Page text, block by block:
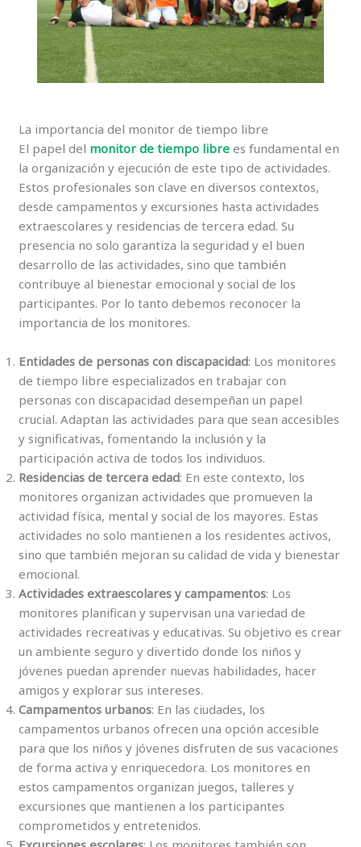
La importancia del monitor de tiempo libre
El papel del monitor de tiempo libre es fundamental en
la organización y ejecución de este tipo de actividades.
Estos profesionales son clave en diversos contextos,
desde campamentos y excursiones hasta actividades
extraescolares y residencias de tercera edad. Su
presencia no solo garantiza la seguridad y el buen
desarrollo de las actividades, sino que también
contribuye al bienestar emocional y social de los
participantes. Por lo tanto debemos reconocer la
importancia de los monitores.
Entidades de personas con discapacidad: Los monitores
de tiempo libre especializados en trabajar con
personas con discapacidad desempeñan un papel
crucial. Adaptan las actividades para que sean accesibles
y significativas, fomentando la inclusión y la
participación activa de todos los individuos.
Residencias de tercera edad: En este contexto, los
monitores organizan actividades que promueven la
actividad física, mental y social de los mayores. Estas
actividades no solo mantienen a los residentes activos,
sino que también mejoran su calidad de vida y bienestar
emocional.
Actividades extraescolares y campamentos: Los
monitores planifican y supervisan una variedad de
actividades recreativas y educativas. Su objetivo es crear
un ambiente seguro y divertido donde los niños y
jóvenes puedan aprender nuevas habilidades, hacer
amigos y explorar sus intereses.
Campamentos urbanos: En las ciudades, los
campamentos urbanos ofrecen una opción accesible
para que los niños y jóvenes disfruten de sus vacaciones
de forma activa y enriquecedora. Los monitores en
estos campamentos organizan juegos, talleres y
excursiones que mantienen a los participantes
comprometidos y entretenidos.